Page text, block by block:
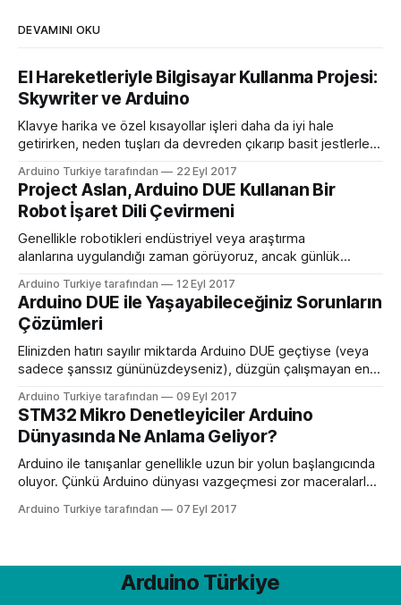
DEVAMINI OKU
El Hareketleriyle Bilgisayar Kullanma Projesi:
Skywriter ve Arduino
Klavye harika ve özel kısayollar işleri daha da iyi hale
getirirken, neden tuşları da devreden çıkarıp basit jestlerle
dizüstü bilgisayarda klavye taklit etmek için Arduino
Leonardo’nun yanında parmak hareketlerini almak için bir
Skywriter cihazı kullanarak eşsiz bir arayüz oluşturarak bunu
yaptı. Skywriter
Arduino Turkiye tarafından 22 Eyl 2017
Project Aslan, Arduino DUE Kullanan Bir
Robot İşaret Dili Çevirmeni
Genellikle robotikleri endüstriyel veya araştırma
alanlarına uygulandığı zaman görüyoruz, ancak günlük
görme engelli insanlar için kişisel rehber görevi gören
mutfak botu, engellilerin yemek yapmasına yardımcı olabilir.
Veya – ve bu gerçek – işaret dili çevirmeni işlevi gören robot
kolu. Sınıflarda, mahkemelerde ve evde, bu
Arduino Turkiye tarafından 12 Eyl 2017
Arduino DUE ile Yaşayabileceğiniz Sorunların
Çözümleri
Elinizden hatırı sayılır miktarda Arduino DUE geçtiyse (veya
sadece şanssız gününüzdeyseniz), düzgün çalışmayan en
her zaman cihazı çöpe atmanız gerekmeyebilir. Birçok
Arduino DUE sorununu çözmek için çeşitli yöntemler var.
Diyelim ki Arduino DUE ile çalışmaya başlayacaksınız. Bunun
için Arduino’yu açtınız
Arduino Turkiye tarafından 09 Eyl 2017
STM32 Mikro Denetleyiciler Arduino
Dünyasında Ne Anlama Geliyor?
Arduino ile tanışanlar genellikle uzun bir yolun başlangıcında
oluyor. Çünkü Arduino dünyası vazgeçmesi zor maceralarla
nedenle Arduino dünyasıyla sizi buluşturmak için biz de
projeler için yeterli
Arduino Turkiye tarafından 07 Eyl 2017
Arduino Türkiye